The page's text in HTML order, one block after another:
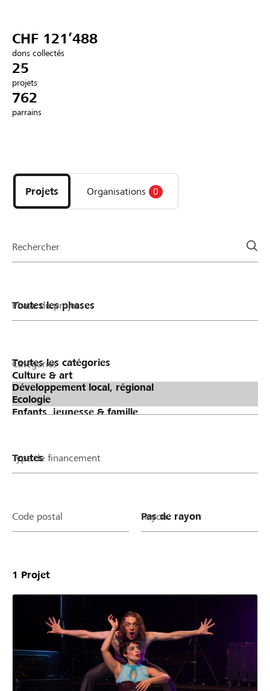
Se connecter
DE FR IT
CHF 121’488
dons collectés
25
projets
762
parrains
les
projets
et
la
Projets Organisations 0
Rechercher
Phase du projet
Catégories
Type de financement
Code postal Rayon
1 Projet